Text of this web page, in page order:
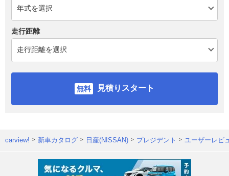
走行距離
見積りスタート
carview! 新車カタログ 日産(NISSAN) プレジデント ユーザーレビ